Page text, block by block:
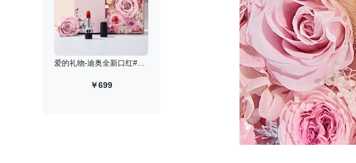
爱的礼物-迪奥全新口红#999丝绒永生花高定礼盒
￥699